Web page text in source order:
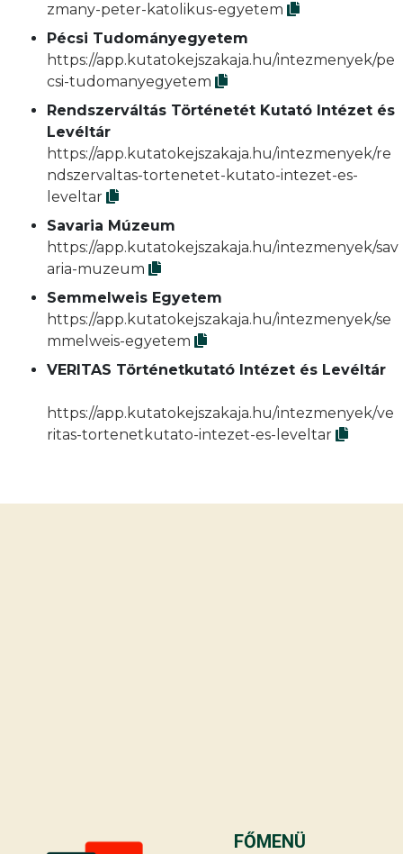
zmany-peter-katolikus-egyetem
Pécsi Tudományegyetem
https://app.kutatokejszakaja.hu/intezmenyek/pe
csi-tudomanyegyetem
Rendszerváltás Történetét Kutató Intézet és
Levéltár
https://app.kutatokejszakaja.hu/intezmenyek/re
ndszervaltas-tortenetet-kutato-intezet-es-
leveltar
Savaria Múzeum
https://app.kutatokejszakaja.hu/intezmenyek/sav
aria-muzeum
Semmelweis Egyetem
https://app.kutatokejszakaja.hu/intezmenyek/se
mmelweis-egyetem
VERITAS Történetkutató Intézet és Levéltár
https://app.kutatokejszakaja.hu/intezmenyek/ve
ritas-tortenetkutato-intezet-es-leveltar
FŐMENÜ